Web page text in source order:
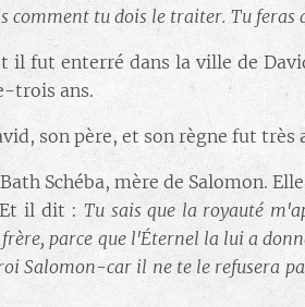
comment tu dois le traiter. Tu feras
il fut enterré dans la ville de
trois ans.
son père, et son règne fut très
Schéba, mère de Salomon.
Et il dit : Tu sais que la royauté
parce que l'Éternel la lui a
Salomon-car il ne te le refusera